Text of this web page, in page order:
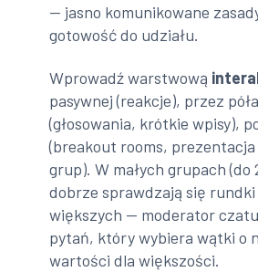
— jasno komunikowane
gotowość do udziału.
Wprowadź warstwową
pasywnej (reakcje), przez
(głosowania, krótkie wpisy),
(breakout rooms,
grup). W małych grupach (do
dobrze sprawdzają się
większych — moderator
pytań, który wybiera wątki o
wartości dla większości.